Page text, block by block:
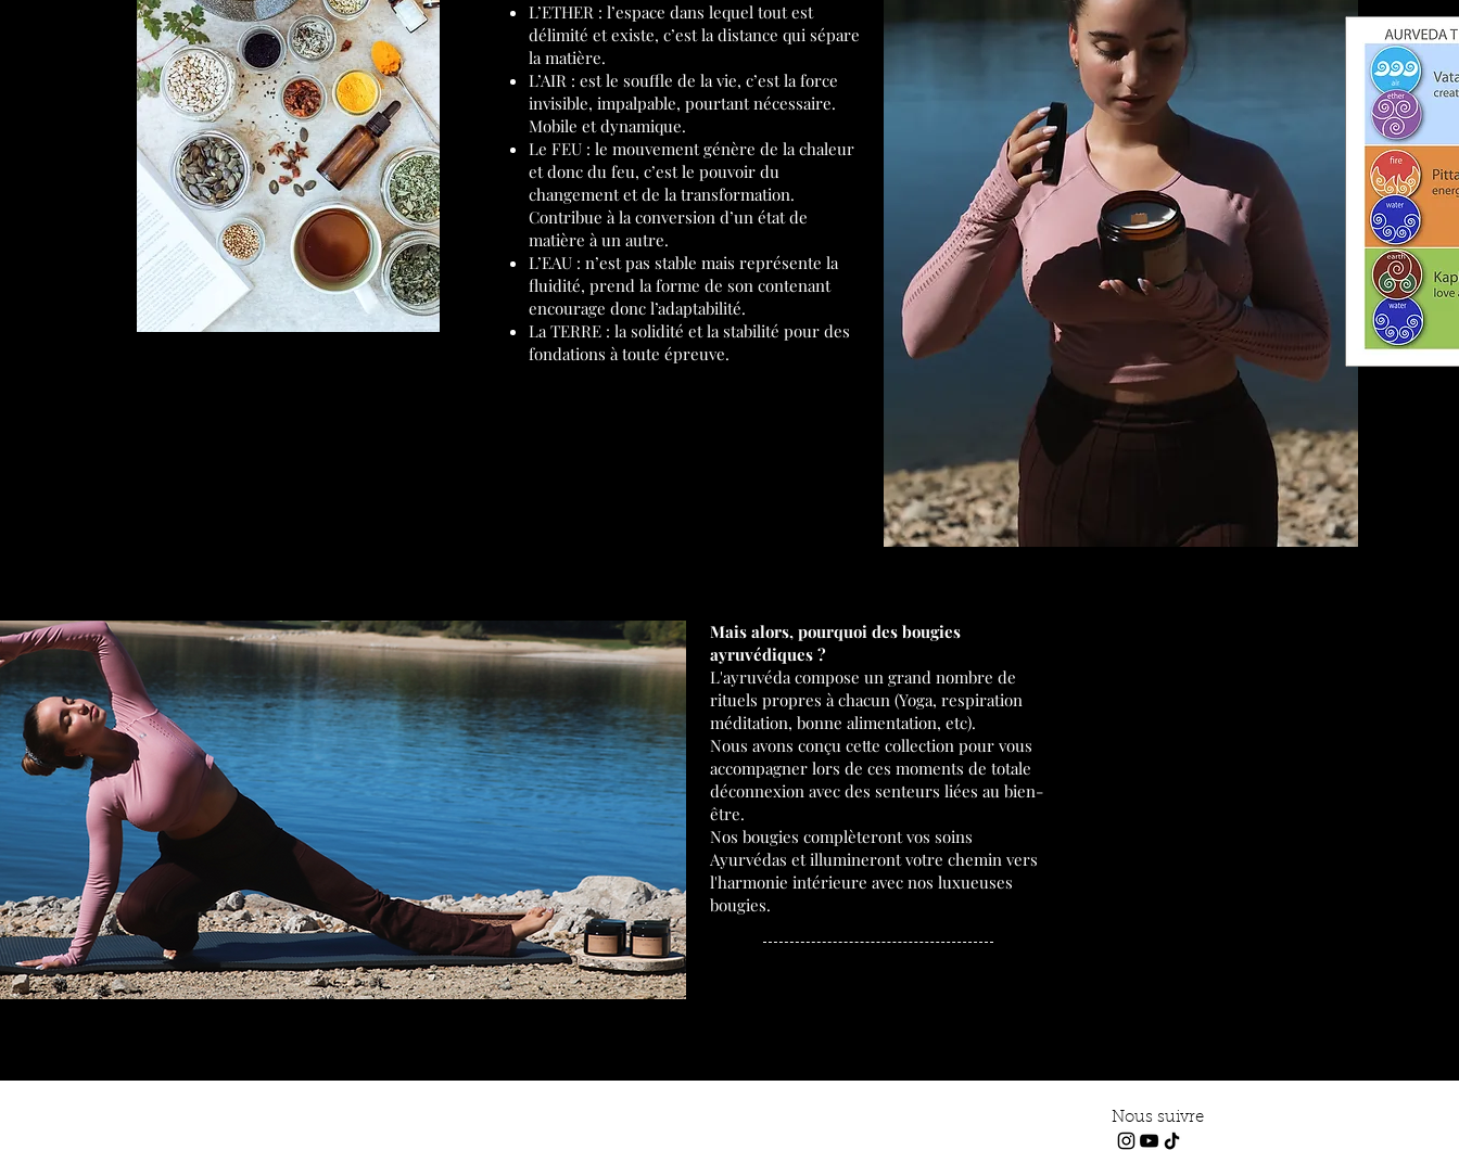
L’ETHER : l’espace dans lequel tout est
délimité et existe, c’est la distance qui sépare
la matière.
L’AIR : est le souffle de la vie, c’est la force
invisible, impalpable, pourtant nécessaire.
Mobile et dynamique.
Le FEU : le mouvement génère de la chaleur
et donc du feu, c’est le pouvoir du
changement et de la transformation.
Contribue à la conversion d’un état de
matière à un autre.
L’EAU : n’est pas stable mais représente la
fluidité, prend la forme de son contenant
encourage donc l’adaptabilité.
La TERRE : la solidité et la stabilité pour des
fondations à toute épreuve.
Mais alors, pourquoi des bougies
ayruvédiques ?
L'ayruvéda compose un grand nombre de
rituels propres à chacun (Yoga, respiration
méditation, bonne alimentation, etc).
Nous avons conçu cette collection pour vous
accompagner lors de ces moments de totale
déconnexion avec des senteurs liées au bien-
être.
Nos bougies complèteront vos soins
Ayurvédas et illumineront votre chemin vers
l'harmonie intérieure avec nos luxueuses
bougies.
Nous suivre